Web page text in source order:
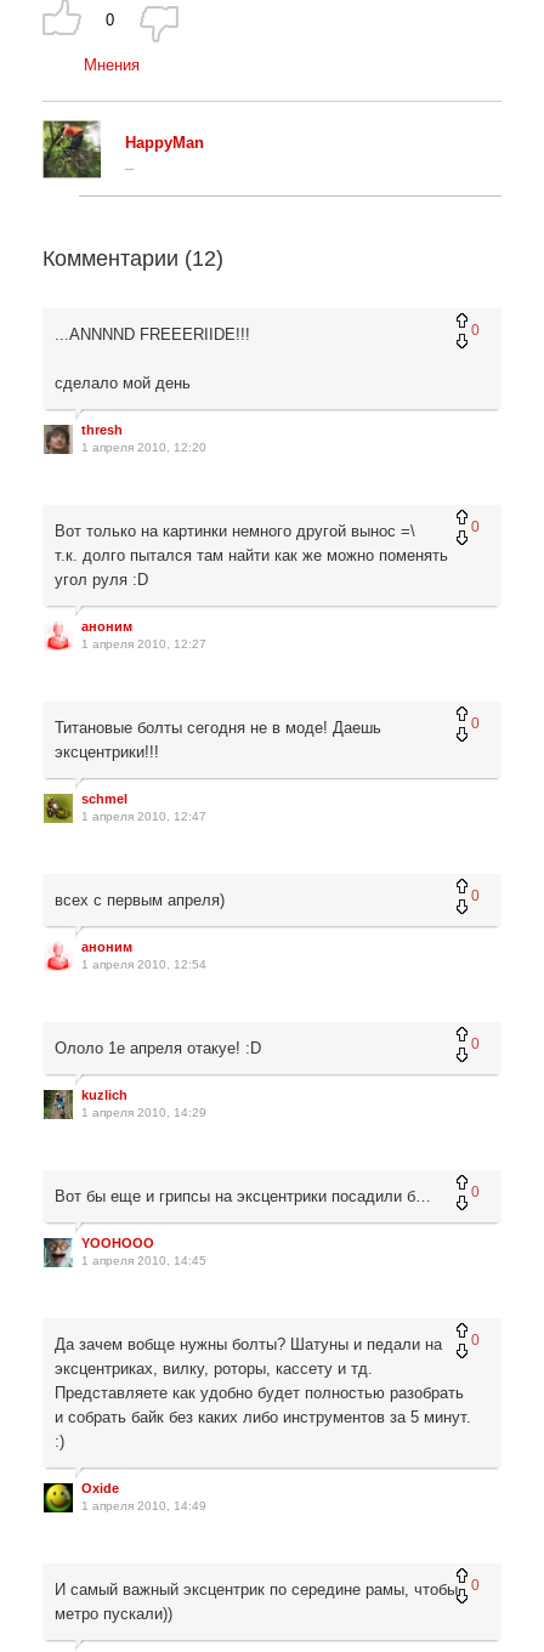
0
Мнения
HappyMan
Комментарии (12)
0
...ANNNND FREEERIIDE!!!
сделало мой день
thresh
1 апреля 2010, 12:20
0
Вот только на картинки немного другой вынос =\
т.к. долго пытался там найти как же можно поменять
угол руля :D
аноним
1 апреля 2010, 12:27
0
Титановые болты сегодня не в моде! Даешь
эксцентрики!!!
schmel
1 апреля 2010, 12:47
0
всех с первым апреля)
аноним
1 апреля 2010, 12:54
0
Ололо 1е апреля отакуе! :D
kuzlich
1 апреля 2010, 14:29
0
Вот бы еще и грипсы на эксцентрики посадили б…
YOOHOOO
1 апреля 2010, 14:45
0
Да зачем вобще нужны болты? Шатуны и педали на
эксцентриках, вилку, роторы, кассету и тд.
Представляете как удобно будет полностью разобрать
и собрать байк без каких либо инструментов за 5 минут.
:)
Oxide
1 апреля 2010, 14:49
0
И самый важный эксцентрик по середине рамы, чтобы
метро пускали))